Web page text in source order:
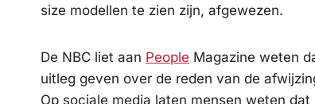
size modellen te zien zijn, afgewezen.
De NBC liet aan People Magazine weten
uitleg geven over de reden van de
Op sociale media laten mensen weten